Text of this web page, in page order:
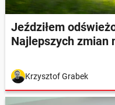
Jeździłem
Najlepszych zmian
Krzysztof Grabek